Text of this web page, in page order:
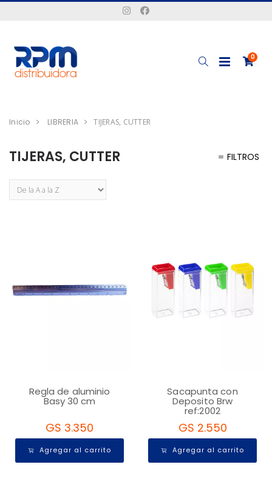
0
Inicio LIBRERIA TIJERAS, CUTTER
TIJERAS, CUTTER FILTROS
Regla de aluminio
Basy 30 cm
GS 3.350
Agregar al carrito
Sacapunta con
Deposito Brw
ref:2002
GS 2.550
Agregar al carrito